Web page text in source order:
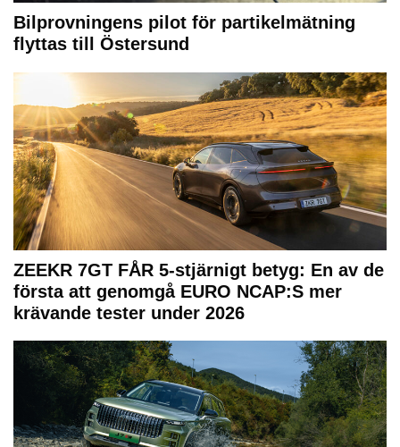
Bilprovningens pilot för partikelmätning
flyttas till Östersund
ZEEKR 7GT FÅR 5-stjärnigt betyg: En av de
första att genomgå EURO NCAP:S mer
krävande tester under 2026